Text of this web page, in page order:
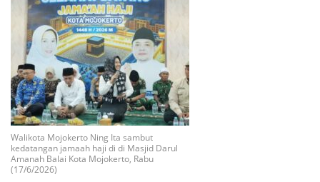
Walikota Mojokerto Ning Ita sambut
kedatangan jamaah haji di di Masjid Darul
Amanah Balai Kota Mojokerto, Rabu
(17/6/2026)